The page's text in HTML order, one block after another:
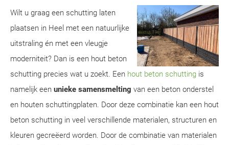
Wilt u graag een schutting laten
plaatsen in Heel met een natuurlijke
uitstraling én met een vleugje
moderniteit? Dan is een hout beton
schutting precies wat u zoekt. Een hout beton schutting is
namelijk een unieke samensmelting van een beton onderstel
en houten schuttingplaten. Door deze combinatie kan een hout
beton schutting in veel verschillende materialen, structuren en
kleuren gecreëerd worden. Door de combinatie van materialen